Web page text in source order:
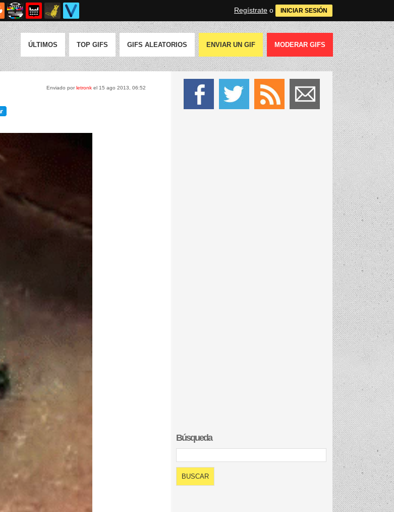
Regístrate o INICIAR SESIÓN
ÚLTIMOS TOP GIFS GIFS ALEATORIOS ENVIAR UN GIF MODERAR GIFS
Enviado porletronk el 15 ago 2013, 06:52
Búsqueda